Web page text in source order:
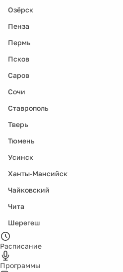
Озёрск
Пенза
Пермь
Псков
Саров
Сочи
Ставрополь
Тверь
Тюмень
Усинск
Ханты-Мансийск
Чайковский
Чита
Шерегеш
Расписание
Программы